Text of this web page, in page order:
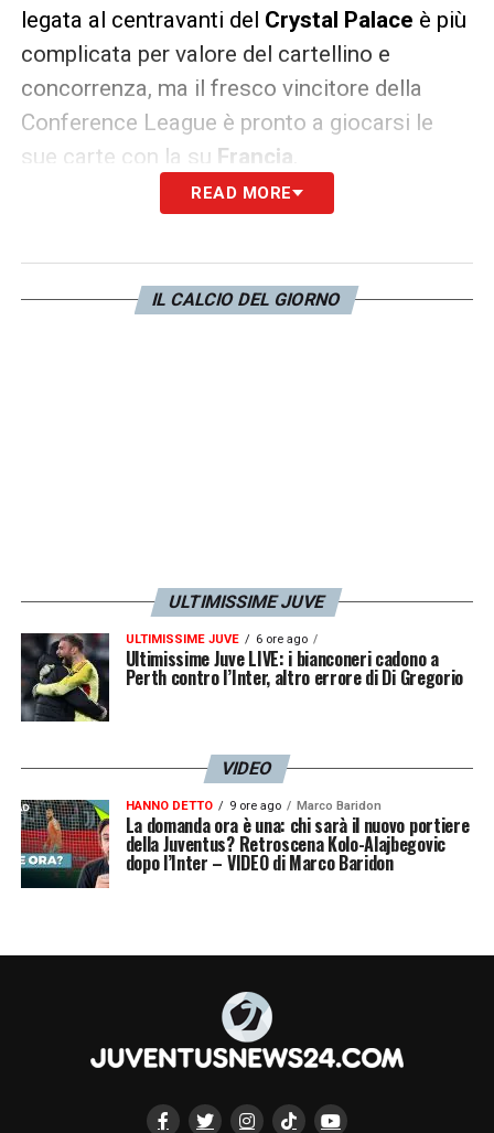
legata al centravanti del Crystal Palace è più
complicata per valore del cartellino e
concorrenza, ma il fresco vincitore della
Conference League è pronto a giocarsi le
sue carte con la su Francia
READ MORE
IL CALCIO DEL GIORNO
ULTIMISSIME JUVE
ULTIMISSIME JUVE 6 ore ago
Ultimissime Juve LIVE: i bianconeri cadono a
Perth contro l’Inter, altro errore di Di Gregorio
VIDEO
HANNO DETTO 9 ore ago Marco Baridon
La domanda ora è una: chi sarà il nuovo portiere
della Juventus? Retroscena Kolo-Alajbegovic
dopo l’Inter – VIDEO di Marco Baridon